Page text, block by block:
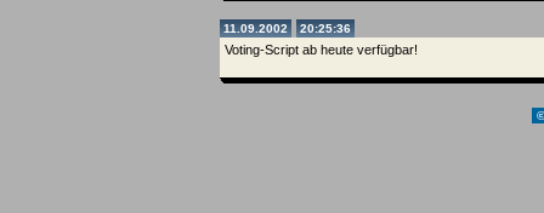
11.09.2002 20:25:36
Voting-Script ab heute verfügbar!